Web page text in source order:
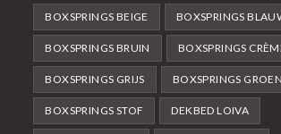
BOXSPRINGS BEIGE BOXSPRINGS
BOXSPRINGS BRUIN BOXSPRINGS
BOXSPRINGS GRIJS BOXSPRINGS GROEN
BOXSPRINGS STOF DEKBED LOIVA